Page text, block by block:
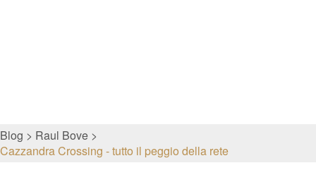
Blog
Raul Bove
Cazzandra Crossing - tutto il peggio della rete